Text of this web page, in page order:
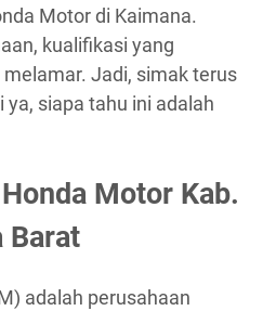
Motor di Kaimana.
kualifikasi yang
Jadi, simak terus
siapa tahu ini adalah
Motor Kab.
Barat
adalah perusahaan